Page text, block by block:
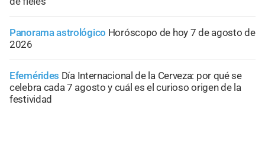
Panorama astrológico Horóscopo de hoy 7 de agosto de
2026
Efemérides Día Internacional de la Cerveza: por qué se
celebra cada 7 agosto y cuál es el curioso origen de la
festividad